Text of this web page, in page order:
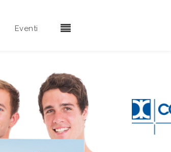
Eventi